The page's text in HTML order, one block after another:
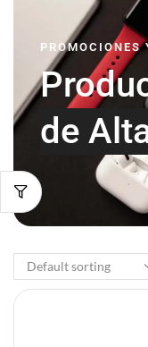
PROMOCIONES
de Alt